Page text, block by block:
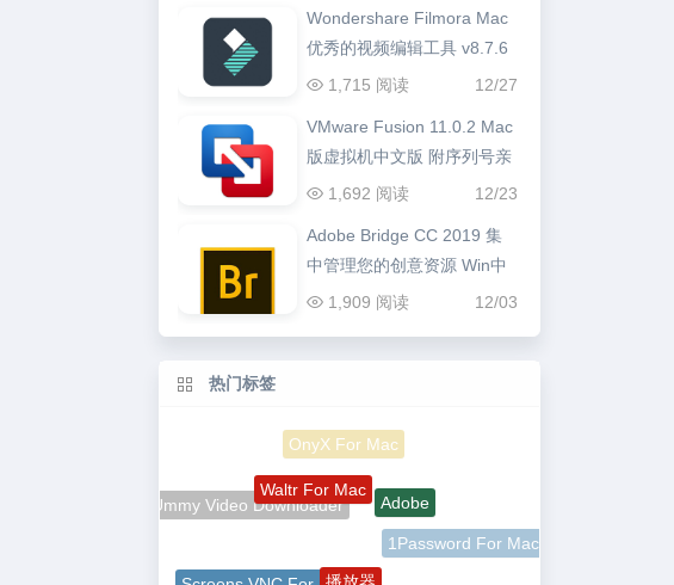
Wondershare Filmora Mac
优秀的视频编辑工具 v8.7.6
12/27
1,715 阅读
VMware Fusion 11.0.2 Mac
版虚拟机中文版 附序列号亲
测可用
12/23
1,692 阅读
Adobe Bridge CC 2019 集
中管理您的创意资源 Win中
文版
12/03
1,909 阅读
热门标签
Ummy Video Downloader
Waltr For Mac
Adobe
1Password For Mac
Screens VNC For Mac播放器